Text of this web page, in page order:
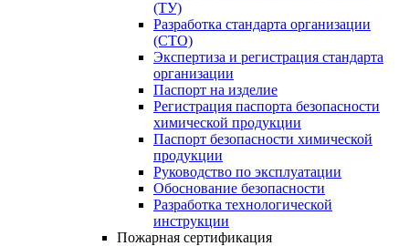
(ТУ)
Разработка стандарта организации
(СТО)
Экспертиза и регистрация стандарта
организации
Паспорт на изделие
Регистрация паспорта безопасности
химической продукции
Паспорт безопасности химической
продукции
Руководство по эксплуатации
Обоснование безопасности
Разработка технологической
инструкции
Пожарная сертификация